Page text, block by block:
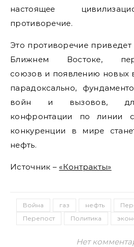
настоящее
противоречие.
Это противоречие
Ближнем Востоке,
союзов и появлению новых
парадоксально,
войн и вызовов, для
конфронтации по линии
конкуренции в мире
нефть.
Источник – «Контракты»
Война газ нефть
Перепост
Политика
Нет